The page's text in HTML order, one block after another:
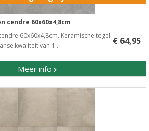
cendre 60x60x4,8cm
60x60x4,8cm. Keramische tegel
kwaliteit van 1..
Meer info
€ 64,95